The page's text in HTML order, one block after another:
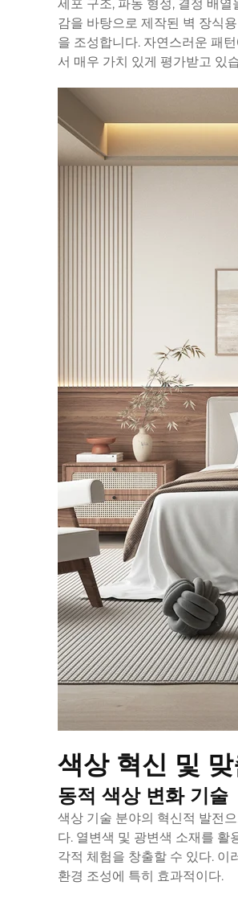
세포 구조, 파동 형성, 결정 배
감을 바탕으로 제작된 벽 장식
을 조성합니다. 자연스러운 패
서 매우 가치 있게 평가받고 있
색상 혁신 및
동적 색상 변화 기술
색상 기술 분야의 혁신적 발전
다. 열변색 및 광변색 소재를 활
각적 체험을 창출할 수 있다. 이
환경 조성에 특히 효과적이다.